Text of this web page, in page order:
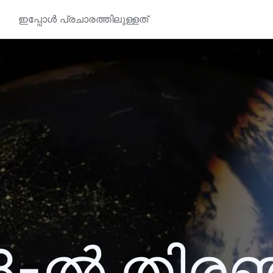
ഇപ്പോൾ പ്രചാരത്തിലുള്ളത്